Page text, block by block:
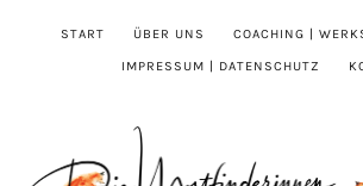
START ÜBER UNS COACHING |
IMPRESSUM | DATENSCHUTZ